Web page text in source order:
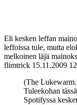
Eli kesken leffan
leffoissa tule, mutta
melkoinen läjä
flimtrick 15.11.2009
(The
Tuleekohan
Spotifyssa